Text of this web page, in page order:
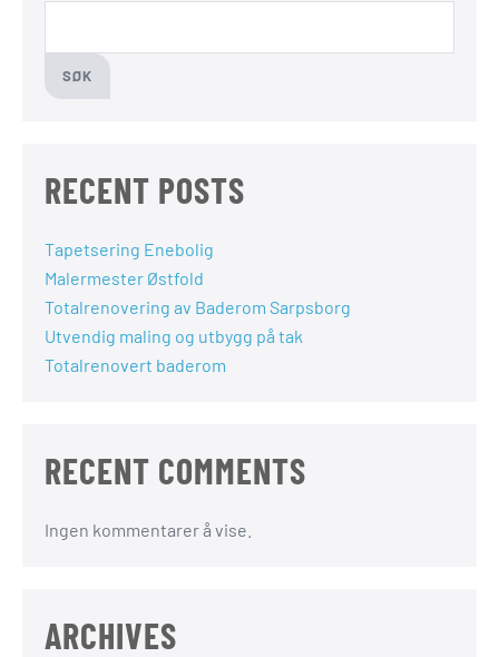
SØK
RECENT POSTS
Tapetsering Enebolig
Malermester Østfold
Totalrenovering av Baderom Sarpsborg
Utvendig maling og utbygg på tak
Totalrenovert baderom
RECENT COMMENTS
Ingen kommentarer å vise.
ARCHIVES